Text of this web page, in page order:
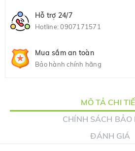
Hỗ trợ 24/7
Hotline:0907171571
Mua sắm an toàn
Bảo hành chính hãng
MÔ TẢ CHI
CHÍNH SÁCH BẢO
ĐÁNH GIÁ